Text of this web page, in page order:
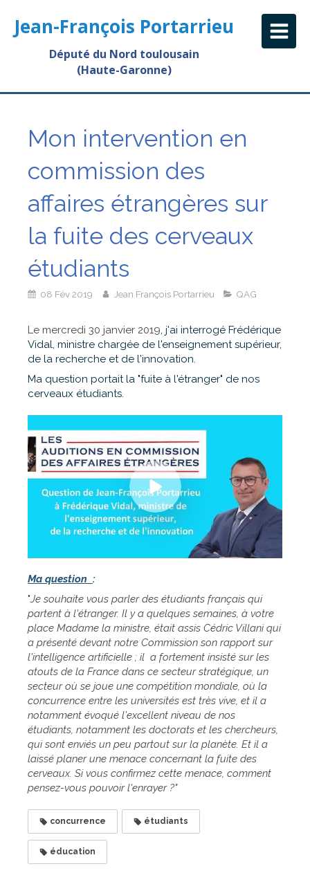
Jean-François Portarrieu
Député du Nord toulousain
(Haute-Garonne)
Mon intervention en
commission des
affaires étrangères sur
la fuite des cerveaux
étudiants
08 Fév 2019 Jean François Portarrieu QAG
Le mercredi 30 janvier 2019, j'ai interrogé Frédérique
Vidal, ministre chargée de l'enseignement supérieur,
de la recherche et de l'innovation.
Ma question portait la "fuite à l'étranger" de nos
cerveaux étudiants.
Ma question :
"Je souhaite vous parler des étudiants français qui
partent à l'étranger. Il y a quelques semaines, à votre
place Madame la ministre, était assis Cédric Villani qui
a présenté devant notre Commission son rapport sur
l'intelligence artificielle ; il a fortement insisté sur les
atouts de la France dans ce secteur stratégique, un
secteur où se joue une compétition mondiale, où la
concurrence entre les universités est très vive, et il a
notamment évoqué l'excellent niveau de nos
étudiants, notamment les doctorats et les chercheurs,
qui sont enviés un peu partout sur la planète. Et il a
laissé planer une menace concernant la fuite des
cerveaux. Si vous confirmez cette menace, comment
pensez-vous pouvoir l'enrayer ?"
concurrence étudiants
éducation